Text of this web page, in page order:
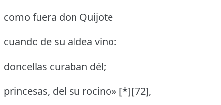
como fuera don Quijote
cuando de su aldea vino:
doncellas curaban dél;
princesas, del su rocino» [*][72],